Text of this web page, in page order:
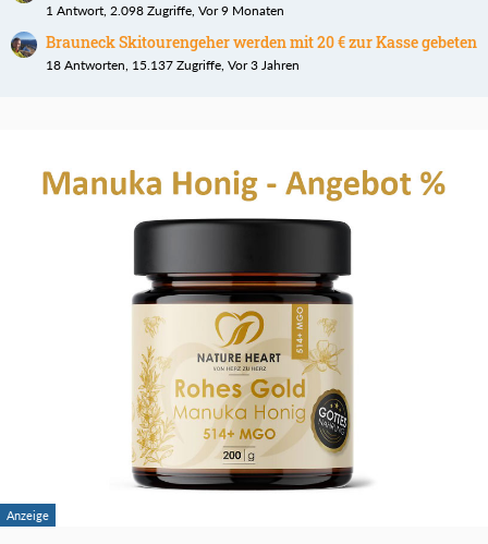
1 Antwort, 2.098 Zugriffe, Vor 9 Monaten
Brauneck Skitourengeher werden mit 20 € zur Kasse gebeten
18 Antworten, 15.137 Zugriffe, Vor 3 Jahren